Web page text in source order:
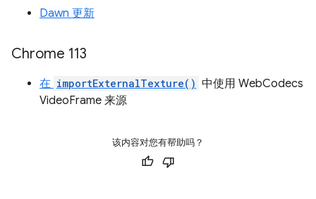
Dawn 更新
Chrome 113
在 importExternalTexture() 中使用 WebCodecs
VideoFrame 来源
该内容对您有帮助吗？